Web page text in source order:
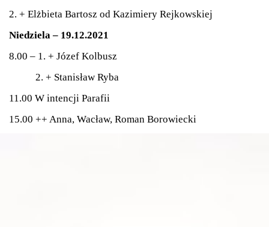
2. + Elżbieta Bartosz od Kazimiery Rejkowskiej
Niedziela – 19.12.2021
8.00 – 1. + Józef Kolbusz
2. + Stanisław Ryba
11.00 W intencji Parafii
15.00 ++ Anna, Wacław, Roman Borowiecki